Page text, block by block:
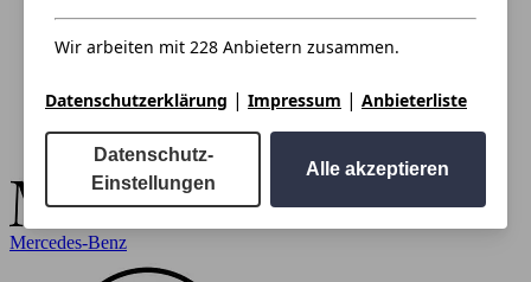
Mercedes-Benz
Wir arbeiten mit 228 Anbietern zusammen.
Datenschutzerklärung | Impressum | Anbieterliste
Datenschutz-
Einstellungen
Alle akzeptieren